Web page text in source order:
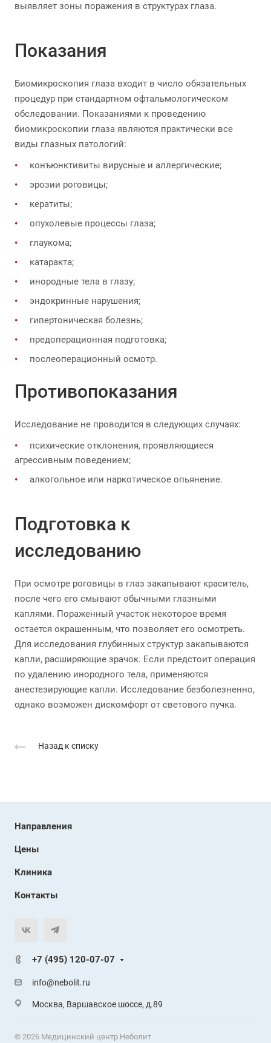
выявляет зоны поражения в структурах глаза.
Показания
Биомикроскопия глаза входит в число обязательных
процедур при стандартном офтальмологическом
обследовании. Показаниями к проведению
биомикроскопии глаза являются практически все
виды глазных патологий:
конъюнктивиты вирусные и аллергические;
эрозии роговицы;
кератиты;
опухолевые процессы глаза;
глаукома;
катаракта;
инородные тела в глазу;
эндокринные нарушения;
гипертоническая болезнь;
предоперационная подготовка;
послеоперационный осмотр.
Противопоказания
Исследование не проводится в следующих случаях:
психические отклонения, проявляющиеся
агрессивным поведением;
алкогольное или наркотическое опьянение.
Подготовка к
исследованию
При осмотре роговицы в глаз закапывают краситель,
после чего его смывают обычными глазными
каплями. Пораженный участок некоторое время
остается окрашенным, что позволяет его осмотреть.
Для исследования глубинных структур закапываются
капли, расширяющие зрачок. Если предстоит операция
по удалению инородного тела, применяются
анестезирующие капли. Исследование безболезненно,
однако возможен дискомфорт от светового пучка.
Назад к списку
Направления
Цены
Клиника
Контакты
+7 (495) 120-07-07
info@nebolit.ru
Москва, Варшавское шоссе, д.89
© 2026 Медицинский центр Неболит